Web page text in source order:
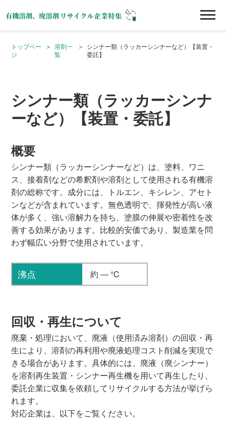
トップペー
ジ
溶剤一
覧
シンナー類（ラッカーシンナーなど）【装置・
委託】
シンナー類（ラッカーシンナ
ーなど）【装置・委託】
概要
シンナー類（ラッカーシンナーなど）は、塗料、ワニ
ス、接着剤などの希釈剤や溶剤として使用される有機溶
剤の総称です。成分には、トルエン、キシレン、アセト
ンなどが含まれています。無色透明で、揮発性が高い液
体が多く、強い溶解力を持ち、塗膜の伸展や密着性を改
善する効果があります。比較的安価であり、製造業を問
わず幅広い分野で使用されています。
沸点 約 ― ℃
回収・再生について
廃棄・処理において、廃液（使用済み溶剤）の回収・再
生により、溶剤の再利用や廃液処理コスト削減を実現で
きる場合があります。具体的には、廃液（廃シンナー）
を溶剤再生装置・シンナー再生機を用いて再生したり、
委託企業に収集を依頼してリサイクルする方法が挙げら
れます。
対応企業は、以下をご覧ください。